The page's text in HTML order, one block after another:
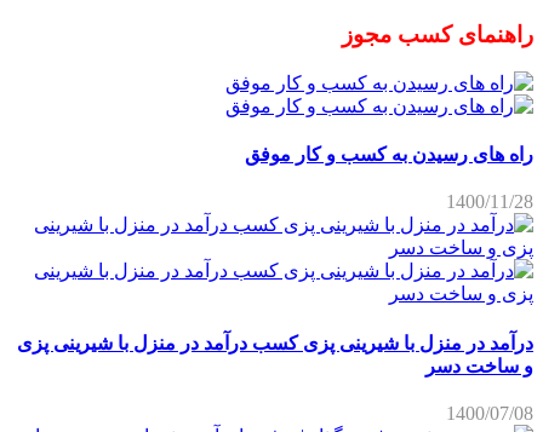
راهنمای کسب مجوز
راه های رسیدن به کسب و کار موفق
1400/11/28
درآمد در منزل با شیرینی پزی کسب درآمد در منزل با شیرینی پزی
و ساخت دسر
1400/07/08